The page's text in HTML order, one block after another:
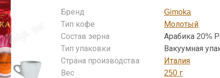
сохранить качество продукции, кофе Gimoka
упаковку. Это могут быть либо плотные пакеты
баночки. Такая упаковка не только
но и не допускает доступа губительных
содержимое пачки сохраняет все ароматические
Бренд
Gimoka
Тип кофе
Молотый
Состав зерна
Арабика 20%
Тип упаковки
Вакуумная
Страна производства
Италия
Вес
250 г